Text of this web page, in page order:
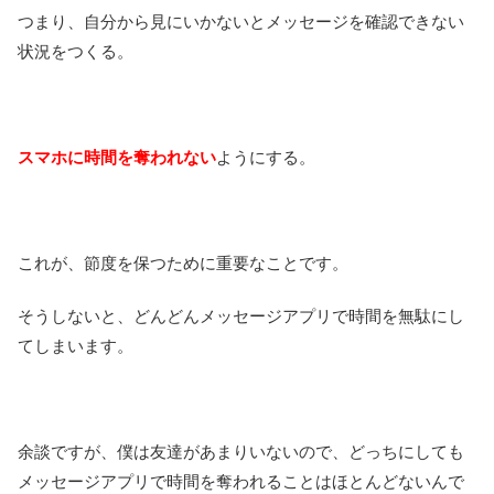
つまり、自分から見にいかないとメッセージを確認できない
状況をつくる。
スマホに時間を奪われないようにする。
これが、節度を保つために重要なことです。
そうしないと、どんどんメッセージアプリで時間を無駄にし
てしまいます。
余談ですが、僕は友達があまりいないので、どっちにしても
メッセージアプリで時間を奪われることはほとんどないんで